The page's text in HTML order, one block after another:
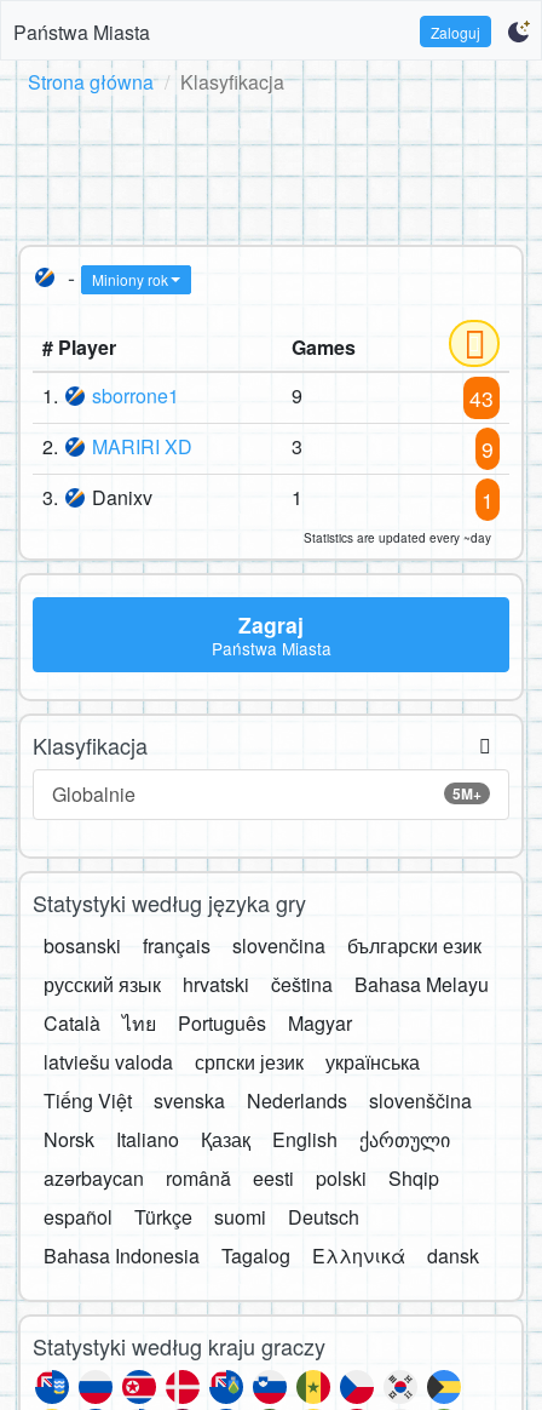
Państwa Miasta Zaloguj
Strona główna Klasyfikacja
- Miniony rok
# Player
Games
1.
sborrone1 9 43
2. MARIRI XD 3 9
3. Danixv 1 1
Statistics are updated every ~day
Zagraj
Państwa Miasta
Klasyfikacja
5M+
Globalnie
Statystyki według języka gry
bosanski français slovenčina
български език
русский язык
hrvatski čeština
Bahasa Melayu
Català
ไทย Português
Magyar
latviešu valoda
српски језик
українська
Tiếng Việt
svenska Nederlands
slovenščina
Norsk
Italiano Қазақ English
ქართული
azərbaycan
română eesti polski
Shqip
español
Türkçe suomi
Deutsch
Bahasa Indonesia
Tagalog Ελληνικά dansk
Statystyki według kraju graczy